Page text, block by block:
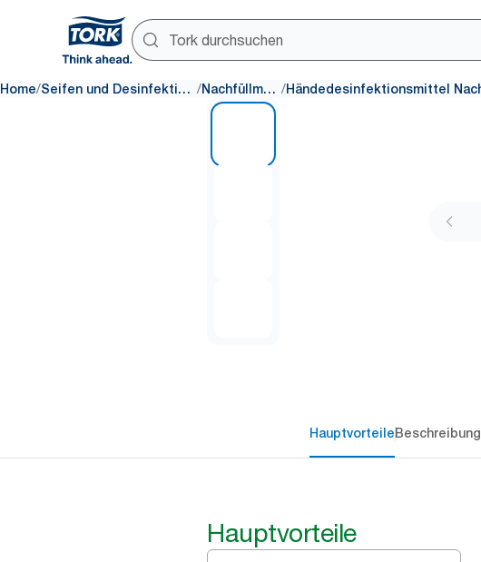
Home/ Seifen und Desinfektionsmittel / Nachfüllmaterial /
HauptvorteileBeschreibung
Hauptvorteile